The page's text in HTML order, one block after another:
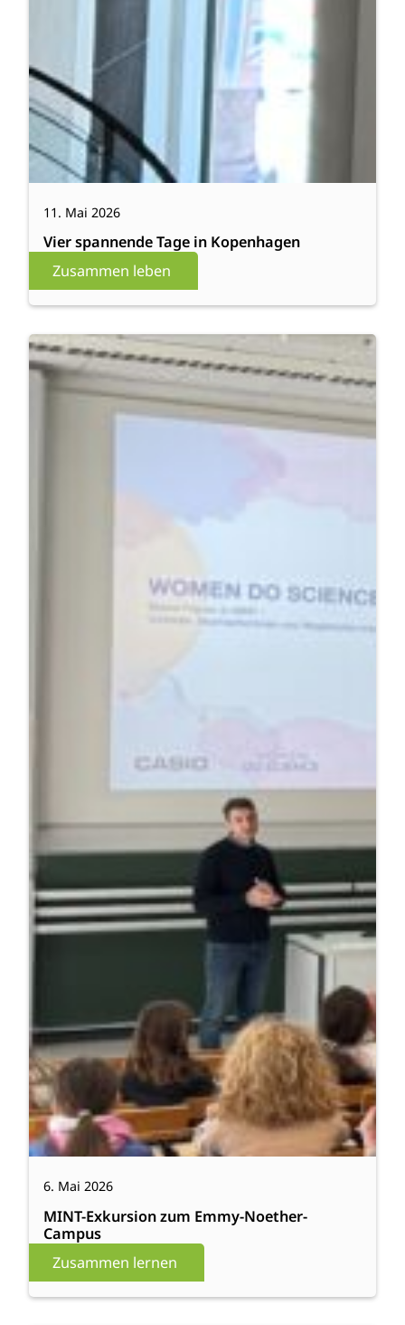
Zusammen leben
11. Mai 2026
Vier spannende Tage in Kopenhagen
Zusammen lernen
6. Mai 2026
MINT-Exkursion zum Emmy-Noether-
Campus
Weiterlesen
MINT-
Exkursion
zum